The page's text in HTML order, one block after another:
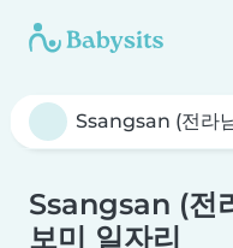
Ssangsan (전
보미 일자리